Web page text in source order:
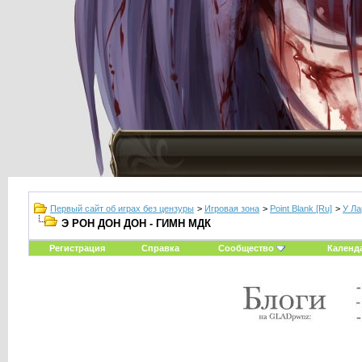
Первый сайт об играх без цензуры > Игровая зона > Point Blank [Ru] > У
Э РОН ДОН ДОН - ГИМН МДК
Регистрация Справка Сообщество